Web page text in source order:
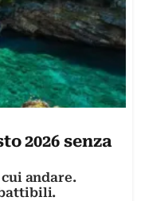
2026 senza
andare.